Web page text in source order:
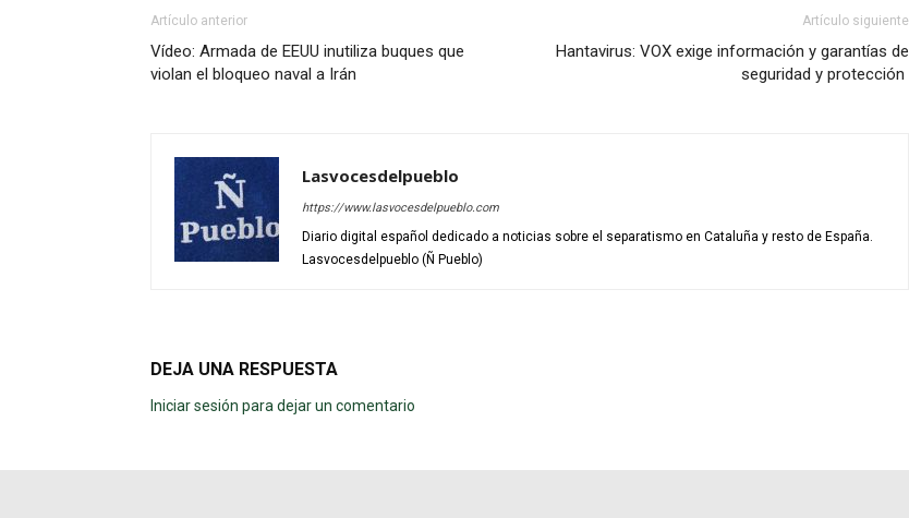
Artículo anterior
Vídeo: Armada de EEUU inutiliza buques que
violan el bloqueo naval a Irán
Artículo siguiente
Hantavirus: VOX exige información y garantías de
seguridad y protección
Lasvocesdelpueblo
https://www.lasvocesdelpueblo.com
Diario digital español dedicado a noticias sobre el separatismo en Cataluña y resto de España.
Lasvocesdelpueblo (Ñ Pueblo)
DEJA UNA RESPUESTA
Iniciar sesión para dejar un comentario